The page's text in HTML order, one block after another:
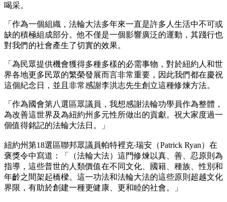
喝采。
「作為一個組織，法輪大法多年來一直是許多人生活中不可或
缺的積極組成部分。他不僅是一個影響廣泛的運動，其踐行也
對我們的社會產生了切實的效果。
「為民眾提供機會獲得多種多樣的必需事物，對於紐約人和世
界各地更多民眾的繁榮發展而言非常重要，因此我們都在慶祝
這個紀念日，並且非常感謝李洪志先生創立這種修煉方法。
「作為國會第八選區眾議員，我想感謝法輪功學員作為整體，
為改善這世界及為紐約州多元性所做出的貢獻。祝大家度過一
個值得銘記的法輪大法日。」
紐約州第18選區聯邦眾議員帕特裡克‧瑞安（Patrick Ryan）在
褒獎令中寫道：「（法輪大法）這門修煉以真、善、忍原則為
指導，這些普世的人類價值在不同文化、國籍、種族、性別和
年齡之間架起橋樑。這一功法和法輪大法的這些原則超越文化
界限，有助於創建一種更健康、更和睦的社會。」